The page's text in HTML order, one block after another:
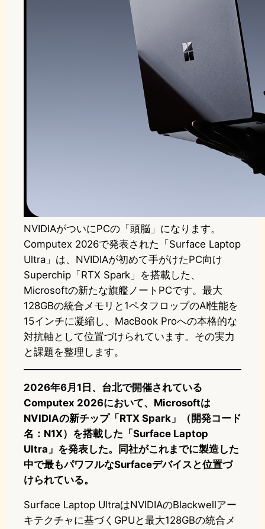
NVIDIAがついにPCの「頭脳」になります。
Computex 2026で発表された「Surface Laptop
Ultra」は、NVIDIAが初めて手がけたPC向け
Superchip「RTX Spark」を搭載した、
Microsoftの新たな旗艦ノートPCです。最大
128GBの統合メモリと1ペタフロップのAI性能を
15インチに凝縮し、MacBook Proへの本格的な
対抗軸として位置づけられています。その実力
と課題を整理します。
2026年6月1日、台北で開催されている
Computex 2026において、Microsoftは
NVIDIAの新チップ「RTX Spark」（開発コード
名：N1X）を搭載した「Surface Laptop
Ultra」を発表した。同社がこれまでに製造した
中で最もパワフルなSurfaceデバイスと位置づ
けられている。
Surface Laptop UltraはNVIDIAのBlackwellアー
キテクチャに基づくGPUと最大128GBの統合メ